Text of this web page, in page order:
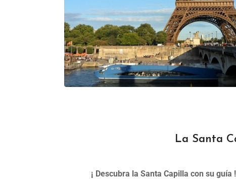
La Santa
¡ Descubra la Santa Capilla con su guía !